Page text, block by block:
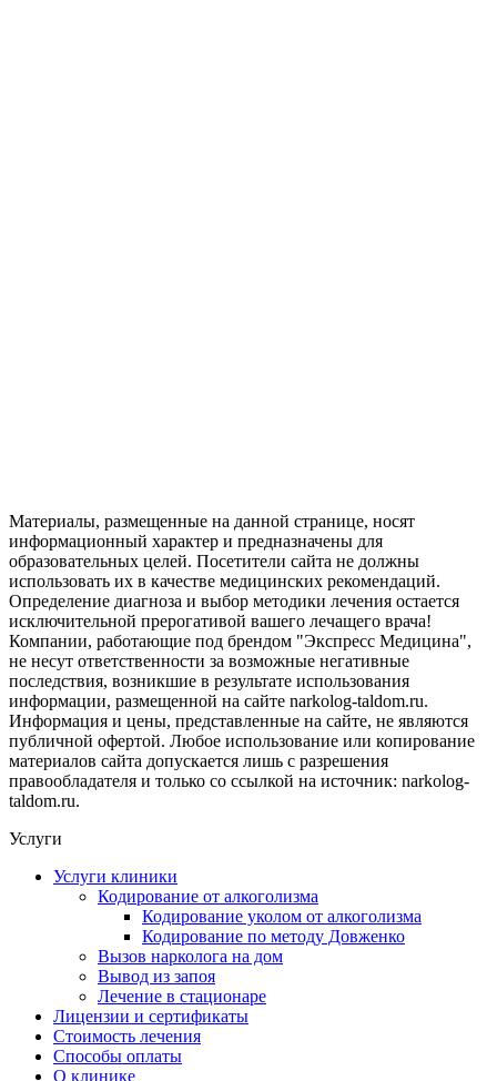
Материалы, размещенные на данной странице, носят
информационный характер и предназначены для
образовательных целей. Посетители сайта не должны
использовать их в качестве медицинских рекомендаций.
Определение диагноза и выбор методики лечения остается
исключительной прерогативой вашего лечащего врача!
Компании, работающие под брендом "Экспресс Медицина",
не несут ответственности за возможные негативные
последствия, возникшие в результате использования
информации, размещенной на сайте narkolog-taldom.ru.
Информация и цены, представленные на сайте, не являются
публичной офертой. Любое использование или копирование
материалов сайта допускается лишь с разрешения
правообладателя и только со ссылкой на источник: narkolog-
taldom.ru.
Услуги
Услуги клиники
Кодирование от алкоголизма
Кодирование уколом от алкоголизма
Кодирование по методу Довженко
Вызов нарколога на дом
Вывод из запоя
Лечение в стационаре
Лицензии и сертификаты
Стоимость лечения
Способы оплаты
О клинике